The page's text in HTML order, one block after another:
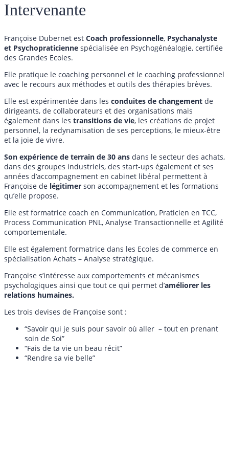
Intervenante
Françoise Dubernet est Coach professionnelle, Psychanalyste
et Psychopraticienne spécialisée en Psychogénéalogie, certifiée
des Grandes Ecoles.
Elle pratique le coaching personnel et le coaching professionnel
avec le recours aux méthodes et outils des thérapies brèves.
Elle est expérimentée dans les conduites de changement de
dirigeants, de collaborateurs et des organisations mais
également dans les transitions de vie, les créations de projet
personnel, la redynamisation de ses perceptions, le mieux-être
et la joie de vivre.
Son expérience de terrain de 30 ans dans le secteur des achats,
dans des groupes industriels, des start-ups également et ses
années d’accompagnement en cabinet libéral permettent à
Françoise de légitimer son accompagnement et les formations
qu’elle propose.
Elle est formatrice coach en Communication, Praticien en TCC,
Process Communication PNL, Analyse Transactionnelle et Agilité
comportementale.
Elle est également formatrice dans les Ecoles de commerce en
spécialisation Achats – Analyse stratégique.
Françoise s’intéresse aux comportements et mécanismes
psychologiques ainsi que tout ce qui permet d’améliorer les
relations humaines.
Les trois devises de Françoise sont :
“Savoir qui je suis pour savoir où aller – tout en prenant
soin de Soi”
“Fais de ta vie un beau récit”
“Rendre sa vie belle”